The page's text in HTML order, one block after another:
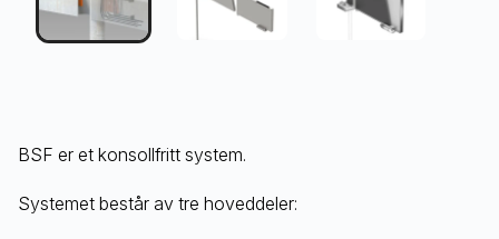
BSF er et konsollfritt system.
Systemet består av tre hoveddeler: